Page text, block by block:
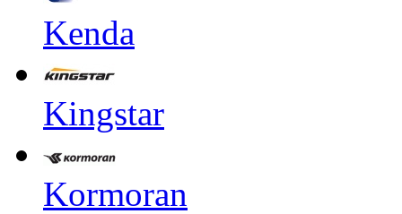
Kenda
Kingstar
Kormoran